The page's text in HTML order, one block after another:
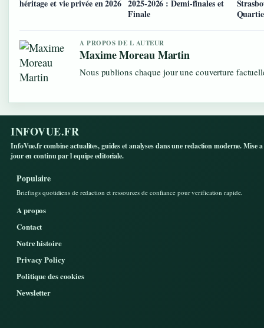
héritage et vie privée en 2026 2025-2026 : Demi-finales et
Finale
A PROPOS DE L AUTEUR
Maxime Moreau Martin
Nous publions chaque jour une couverture
INFOVUE.FR
InfoVue.fr combine actualites, guides et analyses dans une redaction moderne. Mise a
jour en continu par l equipe editoriale.
Populaire
Briefings quotidiens de redaction et ressources de confiance pour verification rapide.
A propos
Contact
Notre histoire
Privacy Policy
Politique des cookies
Newsletter